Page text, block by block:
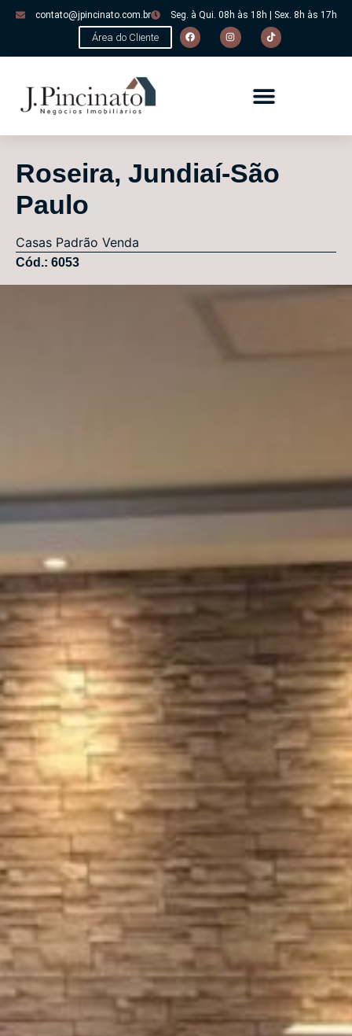
contato@jpincinato.com.br Seg. à Qui. 08h às 18h | Sex. 8h às 17h
Área do Cliente
Roseira, Jundiaí-São
Paulo
Casas Padrão Venda
Cód.: 6053